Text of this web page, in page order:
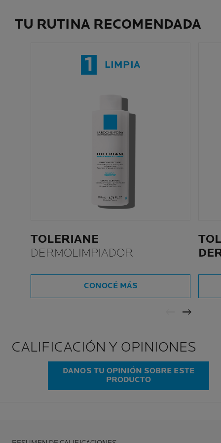
TU RUTINA RECOMENDADA
1 LIMPIA
TOLERIANE
DERMOLIMPIADOR
CONOCÉ MÁS
CALIFICACIÓN Y OPINIONES
DANOS TU OPINIÓN SOBRE ESTE
PRODUCTO